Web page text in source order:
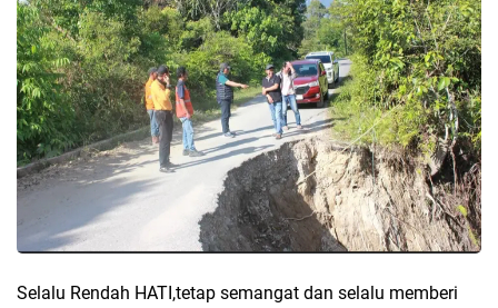
Selalu Rendah HATI,tetap semangat dan selalu memberi